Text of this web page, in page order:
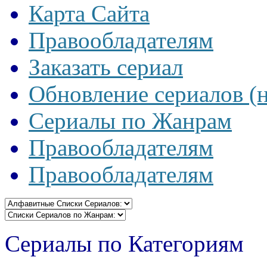
Карта Сайта
Правообладателям
Заказать сериал
Обновление сериалов
Сериалы по Жанрам
Правообладателям
Правообладателям
Сериалы по Категориям